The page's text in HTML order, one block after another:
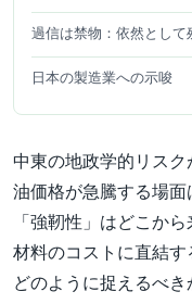
過信は禁物：依然として
日本の製造業への示唆
中東の地政学的リス
油価格が急騰する場
「強靭性」はどこか
材料のコストに直結
どのように捉えるべき